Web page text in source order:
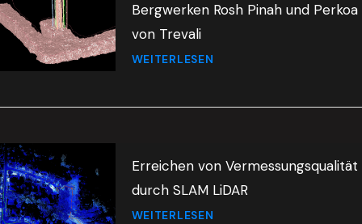
Bergwerken Rosh Pinah und Perkoa
von Trevali
WEITERLESEN
Erreichen von Vermessungsqualität
durch SLAM LiDAR
WEITERLESEN